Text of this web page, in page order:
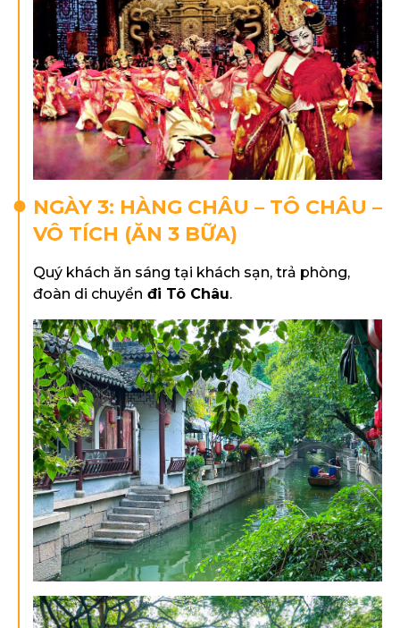
NGÀY 3: HÀNG CHÂU – TÔ CHÂU –
VÔ TÍCH (ĂN 3 BỮA)
Quý khách ăn sáng tại khách sạn, trả phòng,
đoàn di chuyển đi Tô Châu.